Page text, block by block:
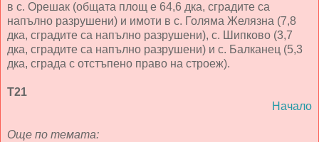
в с. Орешак (общата площ е 64,6 дка, сградите са
напълно разрушени) и имоти в с. Голяма Желязна (7,8
дка, сградите са напълно разрушени), с. Шипково (3,7
дка, сградите са напълно разрушени) и с. Балканец (5,3
дка, сграда с отстъпено право на строеж).
Т21
Начало
Още по темата: